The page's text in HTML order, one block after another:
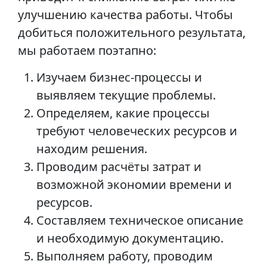
улучшению качества работы. Чтобы
добиться положительного результата,
мы работаем поэтапно:
Изучаем бизнес-процессы и
выявляем текущие проблемы.
Определяем, какие процессы
требуют человеческих ресурсов и
находим решения.
Проводим расчёты затрат и
возможной экономии времени и
ресурсов.
Составляем техническое описание
и необходимую документацию.
Выполняем работу, проводим